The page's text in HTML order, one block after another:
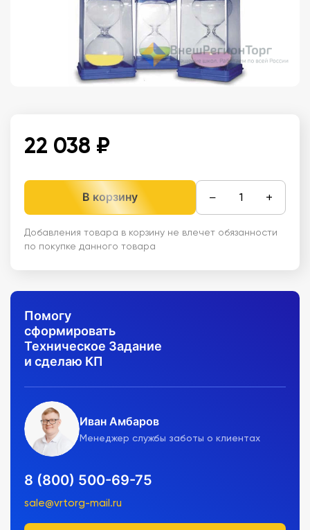
22 038 ₽
В корзину − +
Добавления товара в корзину не влечет обязанности
по покупке данного товара
Помогу
сформировать
Техническое Задание
и сделаю КП
Иван Амбаров
Менеджер службы заботы о клиентах
8 (800) 500-69-75
sale@vrtorg-mail.ru